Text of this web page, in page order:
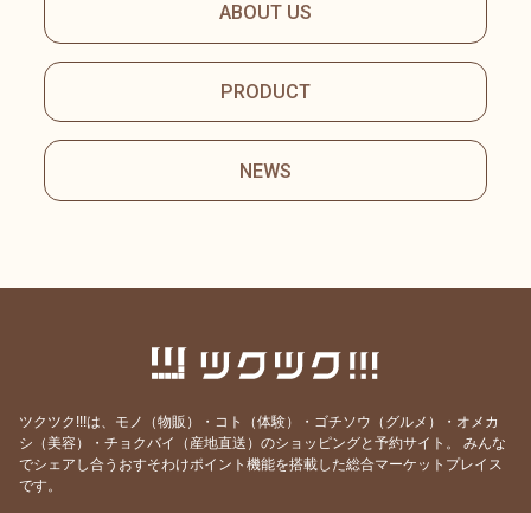
ABOUT US
PRODUCT
NEWS
ツクツク!!!は、モノ（物販）・コト（体験）・ゴチソウ（グルメ）・オメカ
シ（美容）・チョクバイ（産地直送）のショッピングと予約サイト。
みんな
でシェアし合うおすそわけポイント機能を搭載した総合マーケットプレイス
です。